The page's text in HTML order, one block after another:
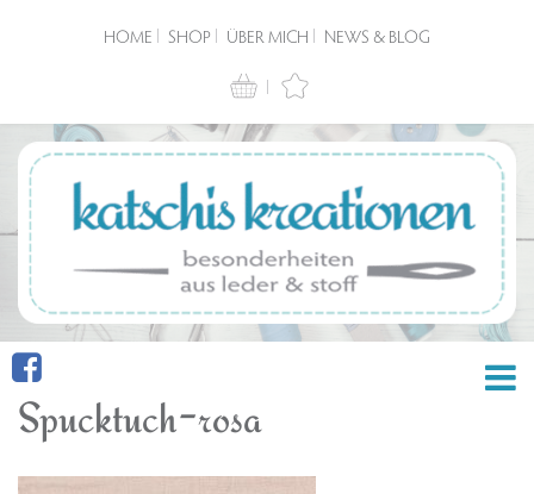
HOME SHOP ÜBER MICH NEWS & BLOG
Spucktuch-rosa